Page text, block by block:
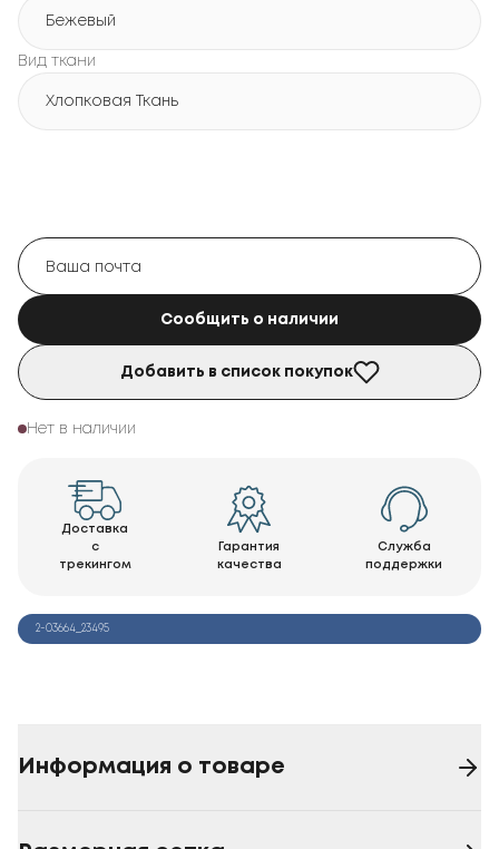
Бежевый
Вид ткани
Хлопковая Ткань
Сообщить о наличии
Добавить в список покупок
Нет в наличии
Доставка
с
трекингом
Гарантия
качества
Служба
поддержки
2-03664_23495
Информация о товаре